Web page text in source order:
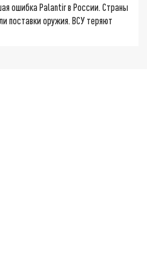
ошибка Palantir в России. Страны
поставки оружия. ВСУ теряют